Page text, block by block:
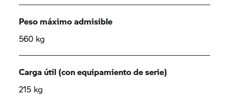
Peso máximo admisible
560 kg
Carga útil (con equipamiento de serie)
215 kg